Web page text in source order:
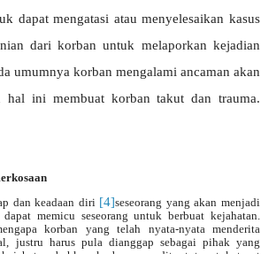
dapat mengatasi atau menyelesaikan kasus
dari korban untuk melaporkan kejadian
umumnya korban mengalami ancaman akan
ini membuat korban takut dan trauma.
dan keadaan diri [4]seseorang yang akan menjadi
memicu seseorang untuk berbuat kejahatan.
korban yang telah nyata-nyata menderita
justru harus pula dianggap sebagai pihak yang